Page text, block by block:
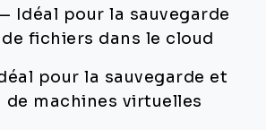
Idéal pour la sauvegarde
fichiers dans le cloud
pour la sauvegarde et
machines virtuelles